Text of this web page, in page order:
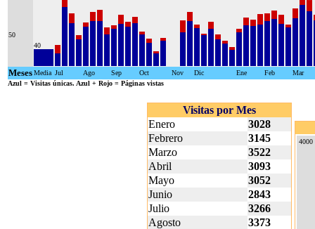
50
40
MesesMedia Jul Ago Sep Oct Nov Dic Ene Feb
Mar
Azul = Visitas únicas. Azul + Rojo = Páginas vistas
Visitas por Mes
Enero
3028
Febrero
3145
Marzo
3522
Abril
3093
Mayo
3052
Junio
2843
Julio
3266
Agosto
3373
4000